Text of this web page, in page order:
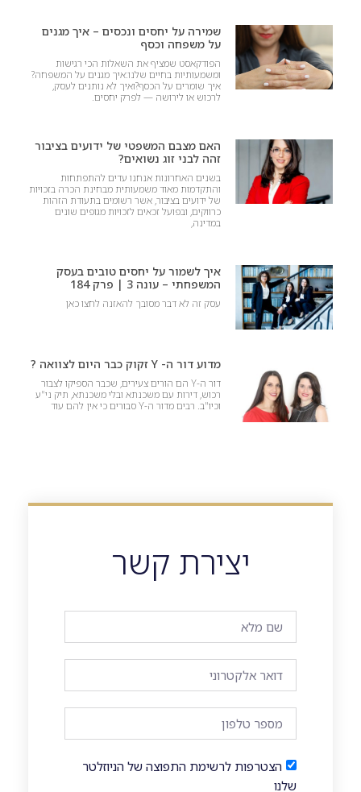
שמירה על יחסים ונכסים – איך מגנים
על משפחה וכסף
הפודקאסט שמציף את השאלות הכי רגישות
ומשמעותיות בחיים שלנו:איך מגנים על המשפחה?
איך שומרים על הכסף?ואיך לא נותנים לעסק,
לרכוש או לירושה — לפרק יחסים.
האם מצבם המשפטי של ידועים בציבור
זהה לבני זוג נשואים?
בשנים האחרונות אנחנו עדים להתפתחות
והתקדמות מאוד משמעותית מבחינת הכרה בזכויות
של ידועים בציבור, אשר רשומים בתעודת הזהות
כרווקים, ובפועל זכאים לזכויות מגופים שונים
במדינה,
איך לשמור על יחסים טובים בעסק
המשפחתי – עונה 3 | פרק 184
עסק זה לא דבר מסובך להאזנה לחצו כאן
מדוע דור ה- Y זקוק כבר היום לצוואה ?
דור ה-Y הם הורים צעירים, שכבר הספיקו לצבור
רכוש, דירות עם משכנתא ובלי משכנתא, תיק ני"ע
וכיו"ב. רבים מדור ה-Y סבורים כי אין להם עוד
יצירת קשר
הצטרפות לרשימת התפוצה של הניוזלטר
שלנו